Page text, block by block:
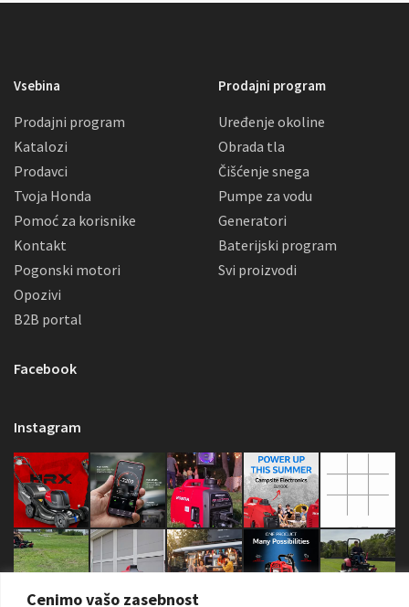
Cenimo vašo zasebnost
Vsebina
Prodajni program
Katalozi
Prodavci
Tvoja Honda
Pomoć za korisnike
Kontakt
Pogonski motori
Opozivi
B2B portal
Prodajni program
Uređenje okoline
Obrada tla
Čišćenje snega
Pumpe za vodu
Generatori
Baterijski program
Svi proizvodi
Facebook
Instagram